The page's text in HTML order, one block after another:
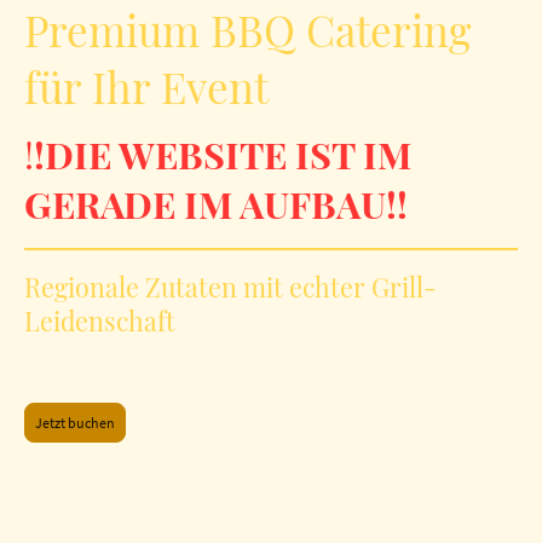
Premium BBQ Catering
für Ihr Event
!!DIE WEBSITE IST IM
GERADE IM AUFBAU!!
Regionale Zutaten mit echter Grill-
Leidenschaft
Jetzt buchen